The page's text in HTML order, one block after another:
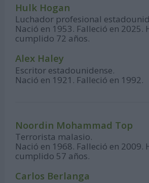
Hulk Hogan
Luchador profesional
Nació en 1953. Falleció en 2025.
cumplido 72 años.
Alex Haley
Escritor estadounidense.
Nació en 1921. Falleció en 1992.
Noordin Mohammad Top
Terrorista malasio.
Nació en 1968. Falleció en 2009.
cumplido 57 años.
Carlos Berlanga